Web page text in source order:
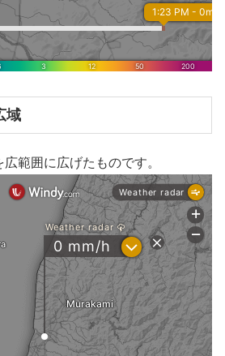
域
範囲に広げたものです。